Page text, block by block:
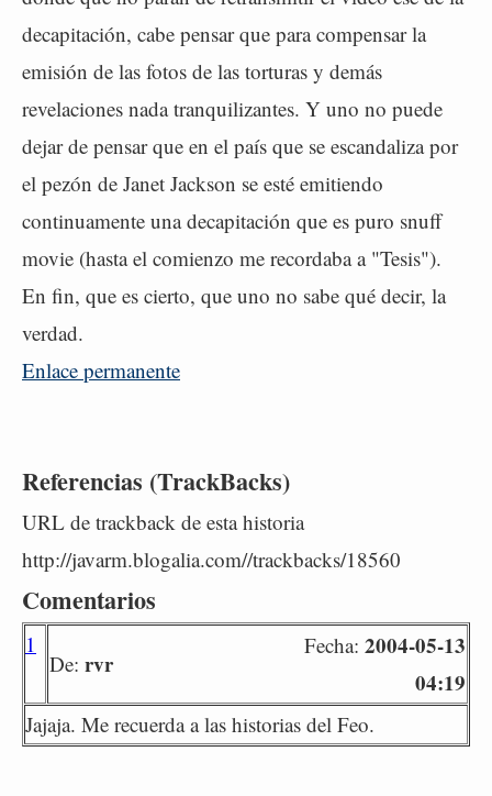
decapitación, cabe pensar que para compensar la
emisión de las fotos de las torturas y demás
revelaciones nada tranquilizantes. Y uno no puede
dejar de pensar que en el país que se escandaliza por
el pezón de Janet Jackson se esté emitiendo
continuamente una decapitación que es puro snuff
movie (hasta el comienzo me recordaba a "Tesis").
En fin, que es cierto, que uno no sabe qué decir, la
verdad.
Enlace permanente
Referencias (TrackBacks)
URL de trackback de esta historia
http://javarm.blogalia.com//trackbacks/18560
Comentarios
1
De: rvr
Fecha: 2004-05-13
04:19
Jajaja. Me recuerda a las historias del Feo.